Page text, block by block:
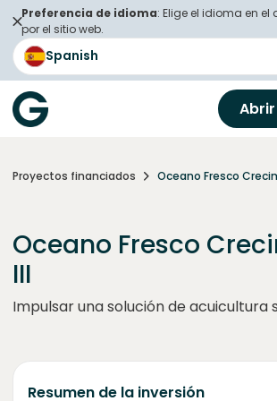
Preferencia de idioma: Elige el idioma en
por el sitio web.
Spanish
Proyectos financiados Oceano Fresco
Oceano Fresco
III
Impulsar una solución de acuicultura
Resumen de la inversión